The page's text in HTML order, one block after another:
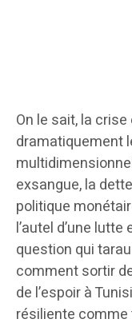
On le sait, la
dramatiquement
exsangue, la
politique
l’autel d’une
question qui
comment sortir
de l’espoir à
résiliente